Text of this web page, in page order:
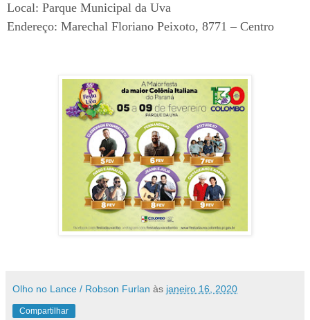
Local: Parque Municipal da Uva
Endereço: Marechal Floriano Peixoto, 8771 – Centro
Olho no Lance / Robson Furlan às janeiro 16, 2020
Compartilhar